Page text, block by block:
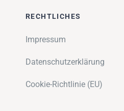
RECHTLICHES
Impressum
Datenschutzerklärung
Cookie-Richtlinie (EU)